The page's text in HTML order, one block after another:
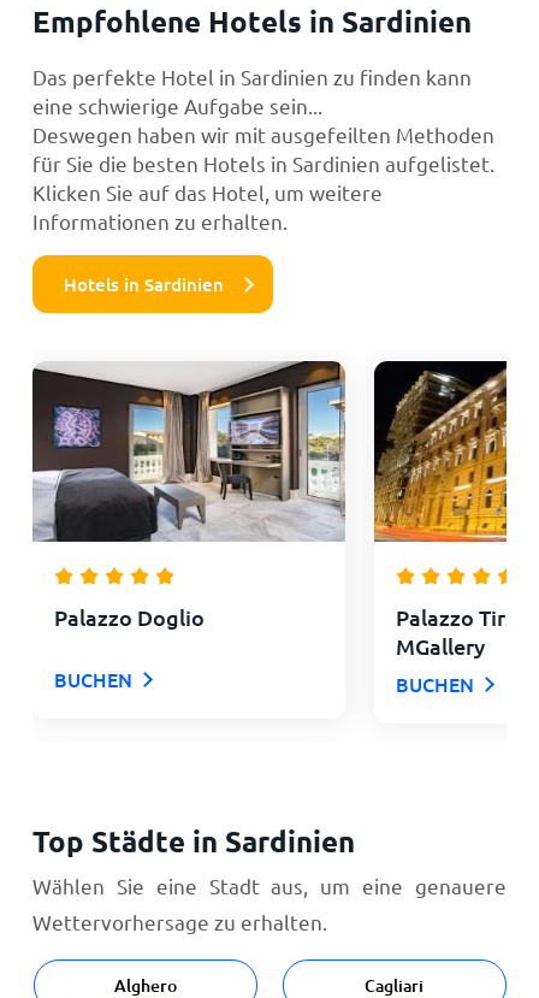
Empfohlene Hotels in Sardinien
Das perfekte Hotel in Sardinien zu finden kann
eine schwierige Aufgabe sein...
Deswegen haben wir mit ausgefeilten Methoden
für Sie die besten Hotels in Sardinien aufgelistet.
Klicken Sie auf das Hotel, um weitere
Informationen zu erhalten.
Hotels in Sardinien
Palazzo Doglio
BUCHEN
Palazzo Tirso
MGallery
BUCHEN
Top Städte in Sardinien
Wählen Sie eine Stadt aus, um eine genauere
Wettervorhersage zu erhalten.
Alghero Cagliari